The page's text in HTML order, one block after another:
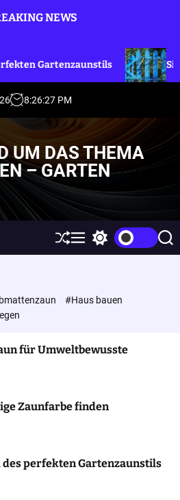
NEWS
8:26:28 PM
UM DAS THEMA
– GARTEN
S
h
e
M
e w
h
o
e
S
e
#Haus bauen
für Umweltbewusste
Zaunfarbe finden
des perfekten Gartenzaunstils